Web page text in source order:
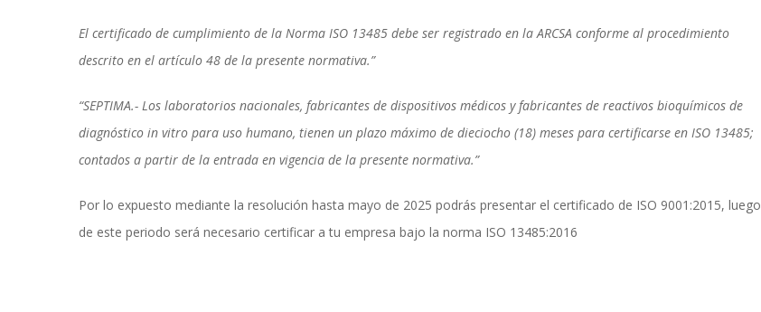
El certificado de cumplimiento de la Norma ISO 13485 debe ser registrado en la ARCSA conforme al procedimiento
descrito en el artículo 48 de la presente normativa.”
“SEPTIMA.- Los laboratorios nacionales, fabricantes de dispositivos médicos y fabricantes de reactivos bioquímicos de
diagnóstico in vitro para uso humano, tienen un plazo máximo de dieciocho (18) meses para certificarse en ISO 13485;
contados a partir de la entrada en vigencia de la presente normativa.”
Por lo expuesto mediante la resolución hasta mayo de 2025 podrás presentar el certificado de ISO 9001:2015, luego
de este periodo será necesario certificar a tu empresa bajo la norma ISO 13485:2016